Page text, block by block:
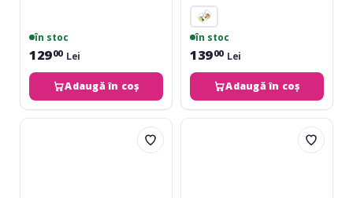
în stoc
12900 Lei
Adaugă în coș
în stoc
13900 Lei
Adaugă în coș
KZ
ROQ